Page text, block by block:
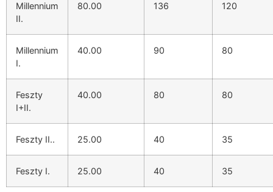
Millennium
II.
80.00 136 120
Millennium
I.
40.00 90 80
Feszty
I+II.
40.00 80 80
Feszty II.. 25.00 40 35
Feszty I. 25.00 40 35